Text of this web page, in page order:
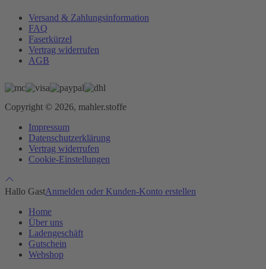
Versand & Zahlungsinformation
FAQ
Faserkürzel
Vertrag widerrufen
AGB
Copyright © 2026, mahler.stoffe
Impressum
Datenschutzerklärung
Vertrag widerrufen
Cookie-Einstellungen
Hallo GastAnmelden oder Kunden-Konto erstellen
Home
Über uns
Ladengeschäft
Gutschein
Webshop